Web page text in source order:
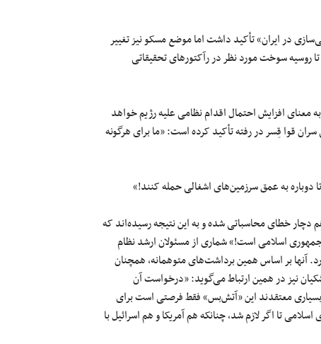
روسیه نیز بر «حق غنی‌سازی در ایران» تأکید داشت اما موضع مسکو نیز تغییر
روسیه سوخت مورد نظر در رآکتورهای تحقیقاتی
افزایش احتمال اقدام نظامی علیه رژیم خواهد
قوا قِسر در رفته تأکید کرده است: «ما برای هرگونه
دوباره به عمق سرزمین‌های اشغالی حمله کنند!»
دچار خطای محاسباتی شده و به این نتیجه رسیده‌اند که
اسلامی است!» شماری از مسئولان ارشد نظام
آنها بر اساس همین برداشت‌های متوهمانه، همچنان
نیز در همین ارتباط می‌گوید: «درخواست آن
معتقدند این «آتش‌بس» فقط فرصتی است برای
جمهوری اسلامی تا اگر لازم شد، چنانکه هم آمریکا و هم اسرائیل با